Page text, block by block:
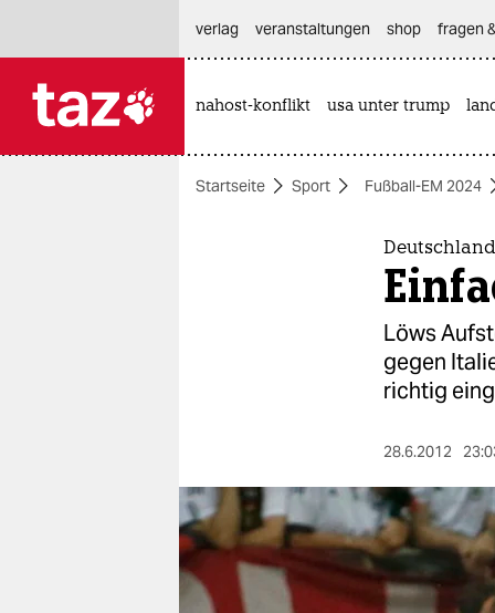
themen
berlin
nord
wahrheit
verlag
veranstaltungen shop fragen
nahost-konflikt usa unter trump
Startseite Sport Fußball-EM 2024
Löws
gegen
richtig
28.6.2012